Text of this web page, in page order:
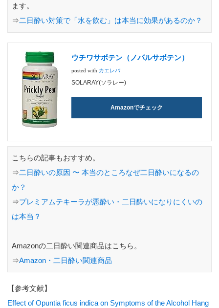
ます。
⇒二日酔い対策で「水を飲む」は本当に効果があるのか？
ウチワサボテン（ノパルサボテン）
posted with カエレバ
SOLARAY(ソラレー)
Amazonでチェック
こちらの記事もおすすめ。
⇒二日酔いの原因 〜 本当のところなぜ二日酔いになるの
か？
⇒プレミアムテキーラが悪酔い・二日酔いになりにくいの
は本当？
Amazonの二日酔い関連商品はこちら。
⇒Amazon・二日酔い関連商品
【参考文献】
Effect of Opuntia ficus indica on Symptoms of the Alcohol Hang